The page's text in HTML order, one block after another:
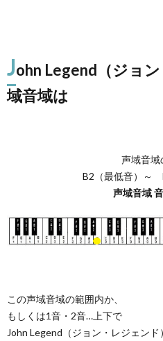
John Legend（ジョ
域音域は
声域音域
B2（最低音）～
声域音域
この声域音域の範囲内か、
もしくは1音・2音…上下で
John Legend（ジョン・レジェンド